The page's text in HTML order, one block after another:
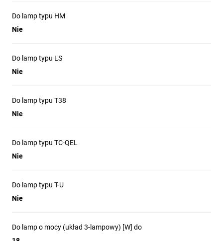
Do lamp typu HM
Nie
Do lamp typu LS
Nie
Do lamp typu T38
Nie
Do lamp typu TC-QEL
Nie
Do lamp typu T-U
Nie
Do lamp o mocy (układ 3-lampowy) [W] do